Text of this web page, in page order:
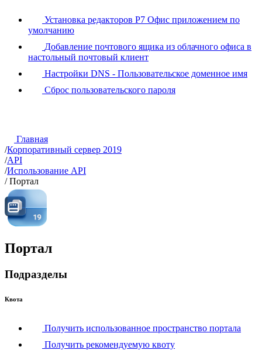
Установка редакторов Р7 Офис приложением по
умолчанию
Добавление почтового ящика из облачного офиса в
настольный почтовый клиент
Настройки DNS - Пользовательское доменное имя
Сброс пользовательского пароля
Главная
/Корпоративный сервер 2019
/API
/Использование API
/ Портал
Портал
Подразделы
Квота
Получить использованное пространство портала
Получить рекомендуемую квоту